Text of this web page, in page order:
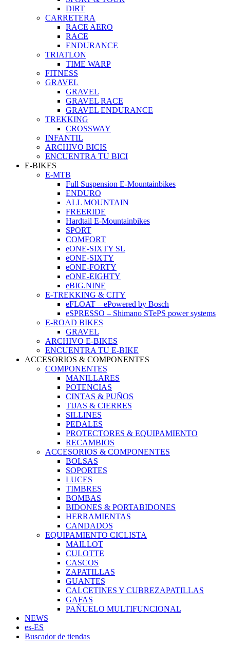
DIRT
CARRETERA
RACE AERO
RACE
ENDURANCE
TRIATLON
TIME WARP
FITNESS
GRAVEL
GRAVEL
GRAVEL RACE
GRAVEL ENDURANCE
TREKKING
CROSSWAY
INFANTIL
ARCHIVO BICIS
ENCUENTRA TU BICI
E-BIKES
E-MTB
Full Suspension E-Mountainbikes
ENDURO
ALL MOUNTAIN
FREERIDE
Hardtail E-Mountainbikes
SPORT
COMFORT
eONE-SIXTY SL
eONE-SIXTY
eONE-FORTY
eONE-EIGHTY
eBIG.NINE
E-TREKKING & CITY
eFLOAT – ePowered by Bosch
eSPRESSO – Shimano STePS power systems
E-ROAD BIKES
GRAVEL
ARCHIVO E-BIKES
ENCUENTRA TU E-BIKE
ACCESORIOS & COMPONENTES
COMPONENTES
MANILLARES
POTENCIAS
CINTAS & PUÑOS
TIJAS & CIERRES
SILLINES
PEDALES
PROTECTORES & EQUIPAMIENTO
RECAMBIOS
ACCESORIOS & COMPONENTES
BOLSAS
SOPORTES
LUCES
TIMBRES
BOMBAS
BIDONES & PORTABIDONES
HERRAMIENTAS
CANDADOS
EQUIPAMIENTO CICLISTA
MAILLOT
CULOTTE
CASCOS
ZAPATILLAS
GUANTES
CALCETINES Y CUBREZAPATILLAS
GAFAS
PAÑUELO MULTIFUNCIONAL
NEWS
es-ES
Buscador de tiendas